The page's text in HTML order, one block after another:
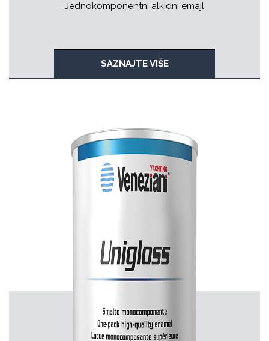
Jednokomponentni alkidni emajl
SAZNAJTE VIŠE